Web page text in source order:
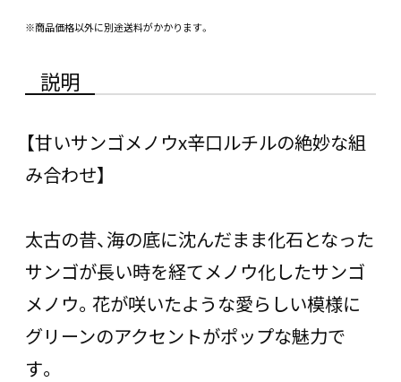
※商品価格以外に別途送料がかかります。
説明
【甘いサンゴメノウx辛口ルチルの絶妙な組
み合わせ】
太古の昔、海の底に沈んだまま化石となった
サンゴが長い時を経てメノウ化したサンゴ
メノウ。花が咲いたような愛らしい模様に
グリーンのアクセントがポップな魅力で
す。